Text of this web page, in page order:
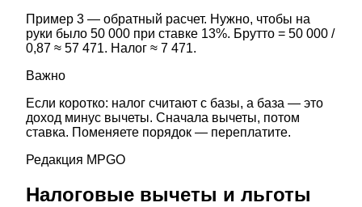
Пример 3 — обратный расчет. Нужно, чтобы на
руки было 50 000 при ставке 13%. Брутто = 50 000 /
0,87 ≈ 57 471. Налог ≈ 7 471.
Важно
Если коротко: налог считают с базы, а база — это
доход минус вычеты. Сначала вычеты, потом
ставка. Поменяете порядок — переплатите.
Редакция MPGO
Налоговые вычеты и льготы